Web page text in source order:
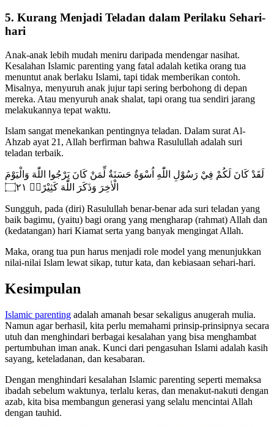
5. Kurang Menjadi Teladan dalam Perilaku Sehari-
hari
Anak-anak lebih mudah meniru daripada mendengar nasihat.
Kesalahan Islamic parenting yang fatal adalah ketika orang tua
menuntut anak berlaku Islami, tapi tidak memberikan contoh.
Misalnya, menyuruh anak jujur tapi sering berbohong di depan
mereka. Atau menyuruh anak shalat, tapi orang tua sendiri jarang
melakukannya tepat waktu.
Islam sangat menekankan pentingnya teladan. Dalam surat Al-
Ahzab ayat 21, Allah berfirman bahwa Rasulullah adalah suri
teladan terbaik.
لَقَدْ كَانَ لَكُمْ فِيْ رَسُوْلِ اللّٰهِ اُسْوَةٌ حَسَنَةٌ لِّمَنْ كَانَ يَرْجُوا اللّٰهَ وَالْيَوْمَ
الْاٰخِرَ وَذَكَرَ اللّٰهَ كَثِيْرًاۗ ۝٢١
Sungguh, pada (diri) Rasulullah benar-benar ada suri teladan yang
baik bagimu, (yaitu) bagi orang yang mengharap (rahmat) Allah dan
(kedatangan) hari Kiamat serta yang banyak mengingat Allah.
Maka, orang tua pun harus menjadi role model yang menunjukkan
nilai-nilai Islam lewat sikap, tutur kata, dan kebiasaan sehari-hari.
Kesimpulan
Islamic parenting adalah amanah besar sekaligus anugerah mulia.
Namun agar berhasil, kita perlu memahami prinsip-prinsipnya secara
utuh dan menghindari berbagai kesalahan yang bisa menghambat
pertumbuhan iman anak. Kunci dari pengasuhan Islami adalah kasih
sayang, keteladanan, dan kesabaran.
Dengan menghindari kesalahan Islamic parenting seperti memaksa
ibadah sebelum waktunya, terlalu keras, dan menakut-nakuti dengan
azab, kita bisa membangun generasi yang selalu mencintai Allah
dengan tauhid.